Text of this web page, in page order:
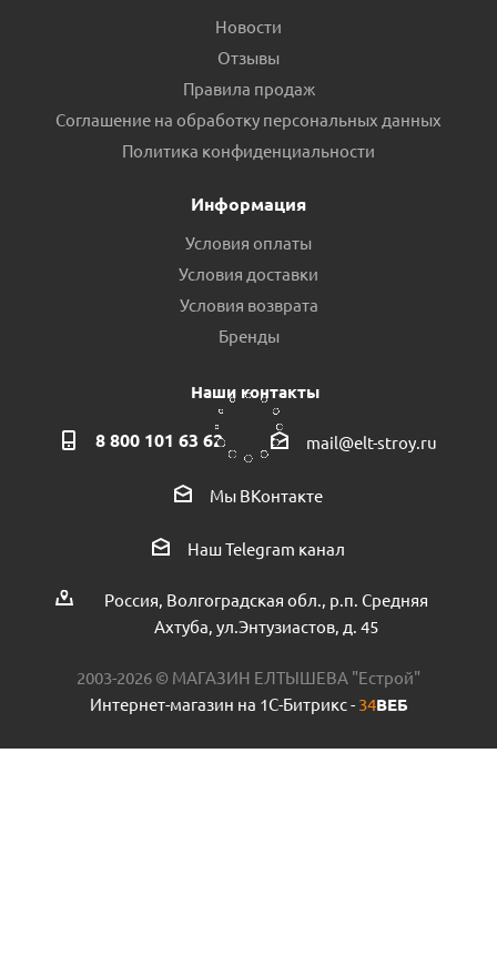
Есть в наличии (1)
Фланец гидроаккумулятор нержавейка пр КНР
Есть в наличии (25)
Новости
Отзывы
Правила продаж
Соглашение на обработку персональных данных
Политика конфиденциальности
Информация
Условия оплаты
Условия доставки
Условия возврата
Бренды
Наши контакты
8 800 101 63 62 mail@elt-stroy.ru
Мы ВКонтакте
Наш Telegram канал
Россия, Волгоградская обл., р.п. Средняя
Ахтуба, ул.Энтузиастов, д. 45
2003-2026 © МАГАЗИН ЕЛТЫШЕВА "Естрой"
Интернет-магазин на 1С-Битрикс - 34ВЕБ